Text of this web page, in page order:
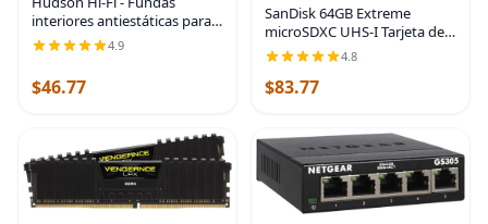
interiores antiestáticas para
discos de vinilo de 50
unidades - Fundas
transparentes duraderas
para discos - Protege tus
4.9
$46.77
SanDisk 64GB Extreme
microSDXC UHS-I Tarjeta de
memoria con adaptador -
Hasta 160MB/s, C10, U3, V30,
4K, A2, Micro SD - SDSQXA2-
4.8
$83.77